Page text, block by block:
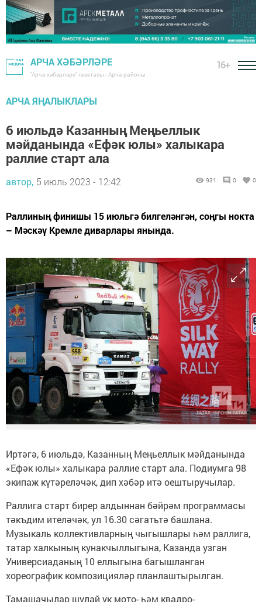
АРЧА ХӘБӘРЛӘРЕ
"Арча хәбәрләре" газетасы - Арча районы
16+
АРЧА ЯҢАЛЫКЛАРЫ
6 июльдә Казанның Меңьеллык
мәйданында «Ефәк юлы» халыкара
раллие старт ала
автор, 5 июль 2023 - 12:42 931 0 0
Раллиның финишы 15 июльгә билгеләнгән, соңгы нокта
– Мәскәү Кремле диварлары янында.
Иртәгә, 6 июльдә, Казанның Меңьеллык мәйданында
«Ефәк юлы» халыкара раллие старт ала. Подиумга 98
экипаж күтәреләчәк, дип хәбәр итә оештыручылар.
Раллига старт бирер алдыннан бәйрәм программасы
тәкъдим ителәчәк, ул 16.30 сәгатьтә башлана.
Музыкаль коллективларның чыгышлары һәм раллига,
татар халкының кунакчыллыгына, Казанда узган
Универсиаданың 10 еллыгына багышланган
хореографик композицияләр планлаштырылган.
Тамашачылар шулай ук мото- һәм квадро-